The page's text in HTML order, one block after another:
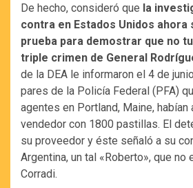
De hecho, consideró que la
contra en Estados Unidos
prueba para demostrar que no
triple crimen de General
de la DEA le informaron el 4 de
pares de la Policía Federal (PFA)
agentes en Portland, Maine, habían
vendedor con 1800 pastillas. El
su proveedor y éste señaló a su
Argentina, un tal «Roberto», que no
Corradi.